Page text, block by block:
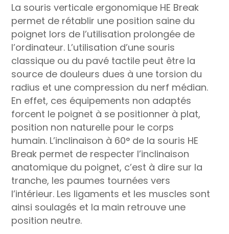
La souris verticale ergonomique HE Break
permet de rétablir une position saine du
poignet lors de l’utilisation prolongée de
l’ordinateur. L’utilisation d’une souris
classique ou du pavé tactile peut être la
source de douleurs dues à une torsion du
radius et une compression du nerf médian.
En effet, ces équipements non adaptés
forcent le poignet à se positionner à plat,
position non naturelle pour le corps
humain. L’inclinaison à 60° de la souris HE
Break permet de respecter l’inclinaison
anatomique du poignet, c’est à dire sur la
tranche, les paumes tournées vers
l’intérieur. Les ligaments et les muscles sont
ainsi soulagés et la main retrouve une
position neutre.